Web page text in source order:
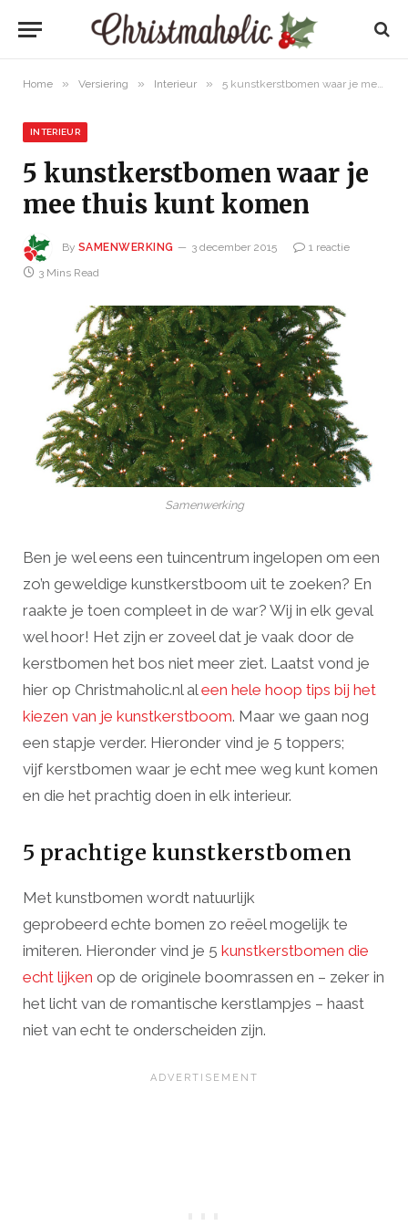
Home » Versiering » Interieur » 5 kunstkerstbomen waar je mee thuis kunt komen
INTERIEUR
5 kunstkerstbomen waar je
mee thuis kunt komen
By SAMENWERKING 3 december 2015
1 reactie
3 Mins Read
Samenwerking
Ben je wel eens een tuincentrum ingelopen om een
zo’n geweldige kunstkerstboom uit te zoeken? En
raakte je toen compleet in de war? Wij in elk geval
wel hoor! Het zijn er zoveel dat je vaak door de
kerstbomen het bos niet meer ziet. Laatst vond je
hier op Christmaholic.nl aleen hele hoop tips bij het
kiezen van je kunstkerstboom. Maar we gaan nog
een stapje verder. Hieronder vind je 5 toppers;
vijf kerstbomen waar je echt mee weg kunt komen
en die het prachtig doen in elk interieur.
5 prachtige kunstkerstbomen
Met kunstbomen wordt natuurlijk
geprobeerd echte bomen zo reëel mogelijk te
imiteren. Hieronder vind je 5 kunstkerstbomen die
echt lijken op de originele boomrassen en – zeker in
het licht van de romantische kerstlampjes – haast
niet van echt te onderscheiden zijn.